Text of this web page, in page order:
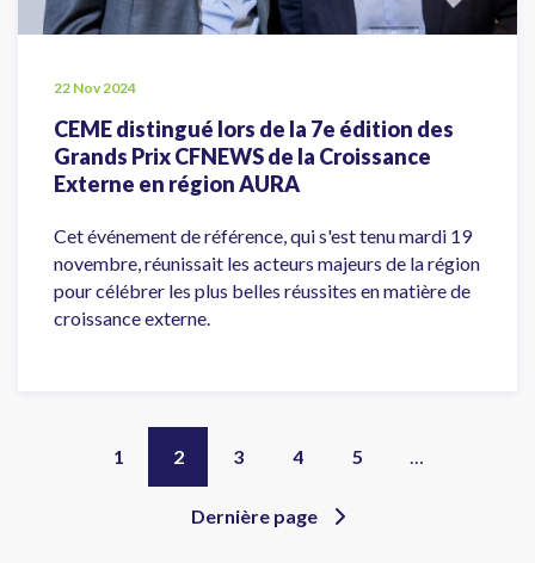
22 Nov 2024
CEME distingué lors de la 7e édition des
Grands Prix CFNEWS de la Croissance
Externe en région AURA
Cet événement de référence, qui s'est tenu mardi 19
novembre, réunissait les acteurs majeurs de la région
pour célébrer les plus belles réussites en matière de
croissance externe.
1 2 3 4 5 …
Dernière page